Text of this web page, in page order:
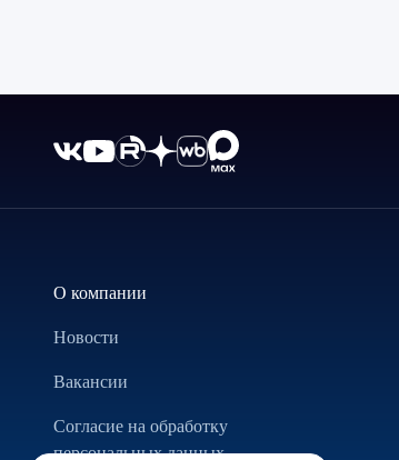
О компании
Новости
Вакансии
Согласие на обработку
персональных данных